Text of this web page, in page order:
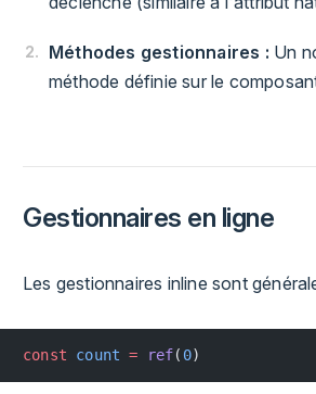
Méthodes gestionnaires : Un
méthode définie sur le
Gestionnaires en ligne
Les gestionnaires inline sont
const count = ref( 0)